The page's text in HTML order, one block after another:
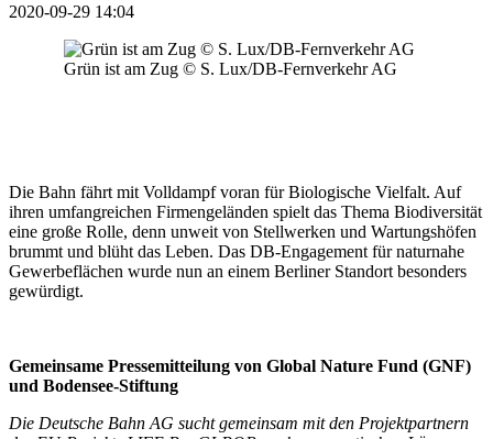
2020-09-29 14:04
Grün ist am Zug © S. Lux/DB-Fernverkehr AG
Die Bahn fährt mit Volldampf voran für Biologische Vielfalt. Auf
ihren umfangreichen Firmengeländen spielt das Thema Biodiversität
eine große Rolle, denn unweit von Stellwerken und Wartungshöfen
brummt und blüht das Leben. Das DB-Engagement für naturnahe
Gewerbeflächen wurde nun an einem Berliner Standort besonders
gewürdigt.
Gemeinsame Pressemitteilung von Global Nature Fund (GNF)
und Bodensee-Stiftung
Die Deutsche Bahn AG sucht gemeinsam mit den Projektpartnern